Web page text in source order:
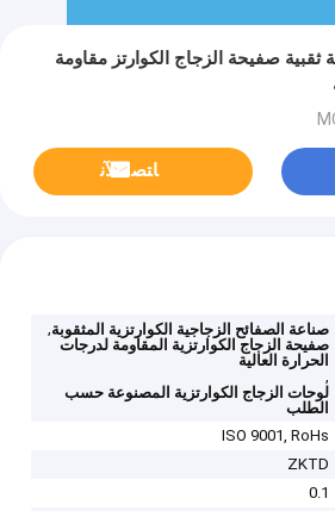
صفيحة الزجاج الكوارتز مقاومة
ﺎﺘﺼﻟ ﺍﻶﻧ
صناعة الصفائح الزجاجية الكوارتزية المثقوبة,
صفيحة الزجاج الكوارتزية المقاومة لدرجات
الحرارة العالية
,
لوحات الزجاج الكوارتزية المصنوعة حسب
الطلب
ISO 9001, RoHs
ZKTD
0.1